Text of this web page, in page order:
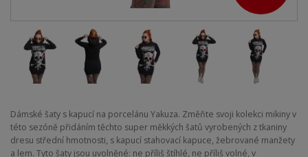
Dámské šaty s kapucí na porcelánu Yakuza. Změňte svoji kolekci mikiny v
této sezóně přidáním těchto super měkkých šatů vyrobených z tkaniny
dresu střední hmotnosti, s kapucí stahovací kapuce, žebrované manžety
a lem. Tyto šaty jsou uvolněné: ne příliš štíhlé, ne příliš volné, v